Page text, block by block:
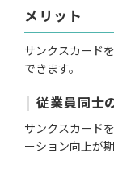
メリット
サンクスカード
できます。
従業員同士
サンクスカード
ーション向上が